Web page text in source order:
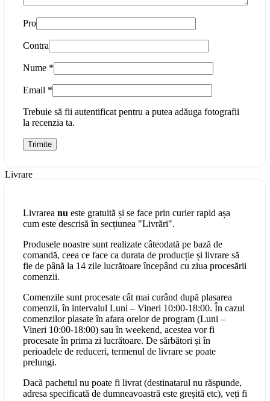
Pro
Contra
Nume *
Email *
Trebuie să fii autentificat pentru a putea adăuga fotografii
la recenzia ta.
Livrare
Livrarea nu este gratuită și se face prin curier rapid așa
cum este descrisă în secțiunea "Livrări".
Produsele noastre sunt realizate câteodată pe bază de
comandă, ceea ce face ca durata de producție și livrare să
fie de până la 14 zile lucrătoare începând cu ziua procesării
comenzii.
Comenzile sunt procesate cât mai curând după plasarea
comenzii, în intervalul Luni – Vineri 10:00-18:00. În cazul
comenzilor plasate în afara orelor de program (Luni –
Vineri 10:00-18:00) sau în weekend, acestea vor fi
procesate în prima zi lucrătoare. De sărbători și în
perioadele de reduceri, termenul de livrare se poate
prelungi.
Dacă pachetul nu poate fi livrat (destinatarul nu răspunde,
adresa specificată de dumneavoastră este greșită etc), veți fi